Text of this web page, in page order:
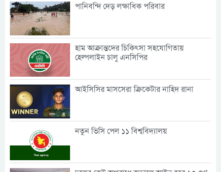
পানিবন্দি দেড় লক্ষাধিক পরিবার
হাম আক্রান্তদের চিকিৎসা সহযোগিতায়
হেল্পলাইন চালু এনসিপির
আইসিসির মাসসেরা ক্রিকেটার নাহিদ রানা
নতুন ভিসি পেল ১১ বিশ্ববিদ্যালয়